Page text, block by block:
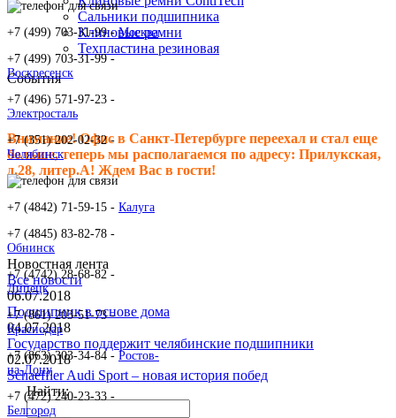
Сальники подшипника
Клиновые ремни
Техпластина резиновая
События
Внимание! Офис в Санкт-Петербурге переехал и стал еще
больше, теперь мы располагаемся по адресу: Прилукская,
д.28, литер.А! Ждем Вас в гости!
Новостная лента
Все новости
06.07.2018
Подшипник в основе дома
04.07.2018
Государство поддержит челябинские подшипники
02.07.2018
Schaeffler Audi Sport – новая история побед
Найти:
+7 (499) 703-31-99 -Москва
+7 (499) 703-31-99 -
Воскресенск
+7 (496) 571-97-23 -
Электросталь
+7 (351) 202-02-32 -
Челябинск
+7 (4842) 71-59-15 - Калуга
+7 (4845) 83-82-78 -
Обнинск
+7 (4742) 28-68-82 -
Липецк
+7 (861) 203-51-73 -
Краснодар
+7 (863) 303-34-84 - Ростов-
на-Дону
+7 (472) 240-23-33 -
Белгород